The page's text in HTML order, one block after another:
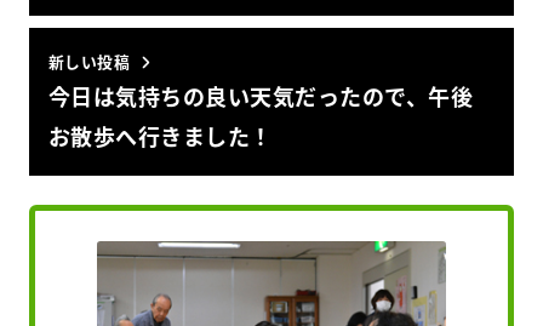
新しい投稿
今日は気持ちの良い天気だったので、午後
お散歩へ行きました！